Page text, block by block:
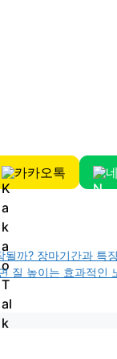
카카오톡
까? 장마기간과 특
질 높이는 효과적인